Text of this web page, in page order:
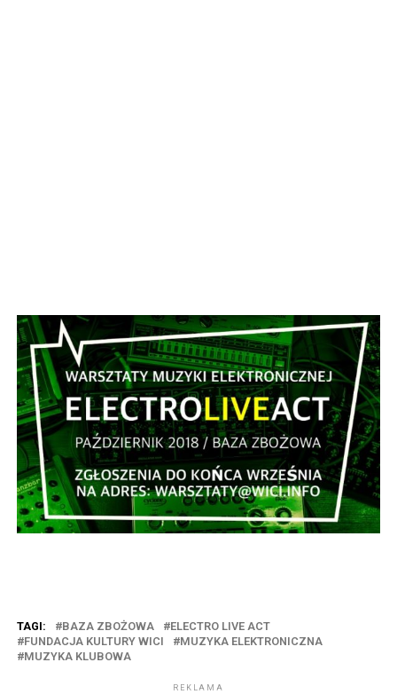
TAGI: BAZA ZBOŻOWA
ELECTRO LIVE ACT
FUNDACJA KULTURY WICI
MUZYKA ELEKTRONICZNA
MUZYKA KLUBOWA
REKLAMA